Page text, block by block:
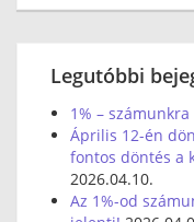
Legutóbbi
1% –
Április 12-én
fontos döntés a
2026.04.10.
Az 1%-od